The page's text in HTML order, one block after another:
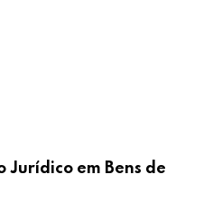
em Bens de